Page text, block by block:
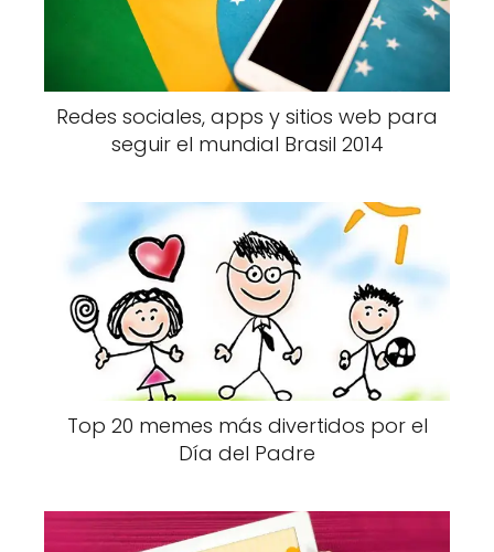
Redes sociales, apps y sitios web para
seguir el mundial Brasil 2014
Top 20 memes más divertidos por el
Día del Padre